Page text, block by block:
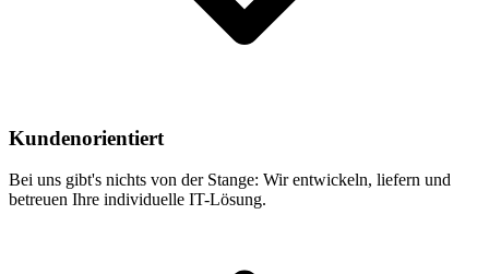
Kundenorientiert
Bei uns gibt's nichts von der Stange: Wir entwickeln, liefern und
betreuen Ihre individuelle IT-Lösung.